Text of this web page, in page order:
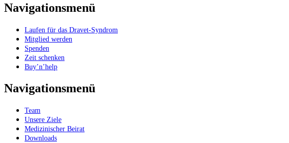
Navigationsmenü
Laufen für das Dravet-Syndrom
Mitglied werden
Spenden
Zeit schenken
Buy’n’help
Navigationsmenü
Team
Unsere Ziele
Medizinischer Beirat
Downloads